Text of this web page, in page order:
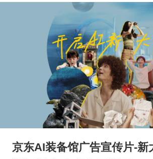
京东AI装备馆广告宣传片-新